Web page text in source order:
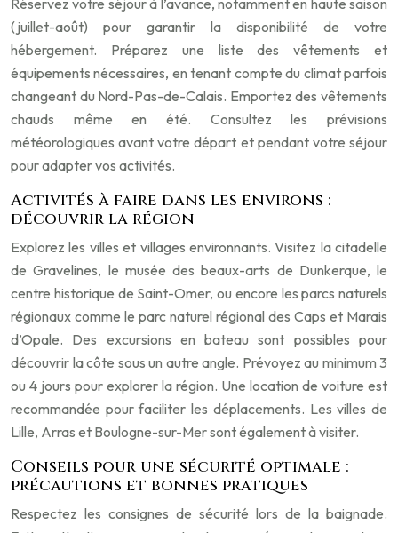
Réservez votre séjour à l’avance, notamment en haute saison
(juillet-août) pour garantir la disponibilité de votre
hébergement. Préparez une liste des vêtements et
équipements nécessaires, en tenant compte du climat parfois
changeant du Nord-Pas-de-Calais. Emportez des vêtements
chauds même en été. Consultez les prévisions
météorologiques avant votre départ et pendant votre séjour
pour adapter vos activités.
Activités à faire dans les environs :
découvrir la région
Explorez les villes et villages environnants. Visitez la citadelle
de Gravelines, le musée des beaux-arts de Dunkerque, le
centre historique de Saint-Omer, ou encore les parcs naturels
régionaux comme le parc naturel régional des Caps et Marais
d’Opale. Des excursions en bateau sont possibles pour
découvrir la côte sous un autre angle. Prévoyez au minimum 3
ou 4 jours pour explorer la région. Une location de voiture est
recommandée pour faciliter les déplacements. Les villes de
Lille, Arras et Boulogne-sur-Mer sont également à visiter.
Conseils pour une sécurité optimale :
précautions et bonnes pratiques
Respectez les consignes de sécurité lors de la baignade.